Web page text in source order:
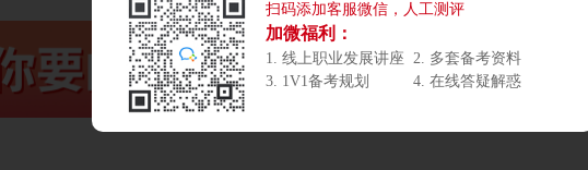
扫码添加客服微信，人工测评
加微福利：
1. 线上职业发展讲座 2. 多套备考资料
3. 1V1备考规划
4. 在线答疑解惑